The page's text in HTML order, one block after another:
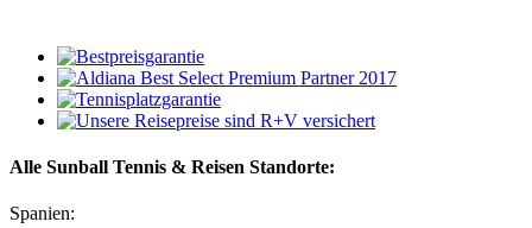
Alle Sunball Tennis & Reisen Standorte:
Spanien: